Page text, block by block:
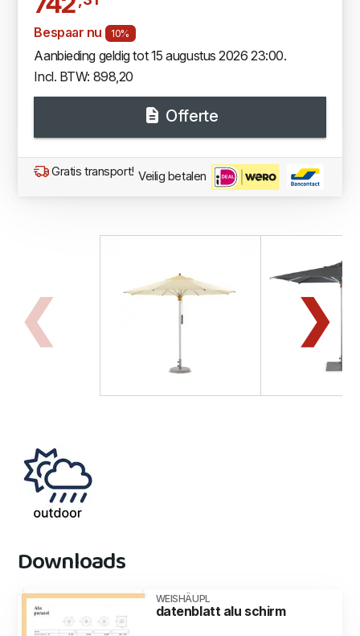
Bespaar nu 10%
Aanbieding geldig tot 15 augustus 2026 23:00.
Incl. BTW: 898,20
Offerte
Gratis transport! Veilig betalen
Downloads
WEISHÄUPL
datenblatt alu schirm